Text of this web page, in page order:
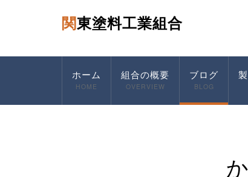
関東塗料工業組合
ホーム
HOME
組合の概要
OVERVIEW
ブログ
BLOG